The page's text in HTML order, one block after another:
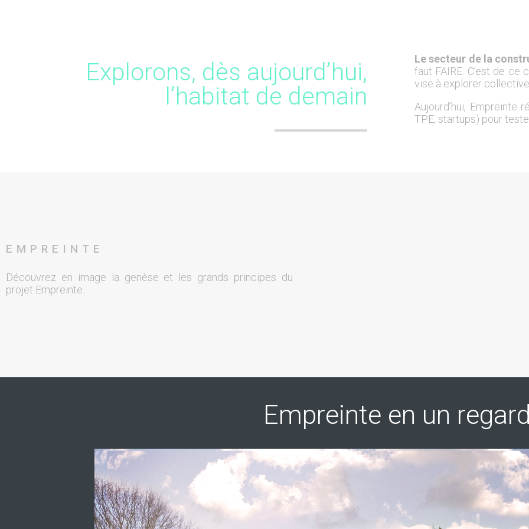
Explorons, dès aujourd’hui,
l’habitat de demain
Le secteur de la
faut FAIRE. C’est de
vise à explorer
Aujourd’hui, Empreinte
TPE, startups) pour
EMPREINTE
Découvrez en image la genèse et les grands principes du
projet Empreinte.
Empreinte en un